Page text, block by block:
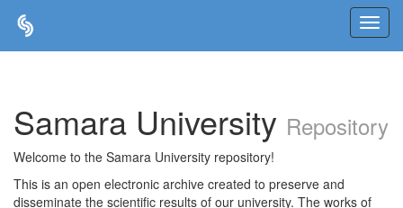
Samara University Repository
Welcome to the Samara University repository!
This is an open electronic archive created to preserve and
disseminate the scientific results of our university. The works of